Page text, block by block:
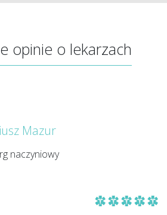
opinie o lekarzach
Mazur
naczyniowy